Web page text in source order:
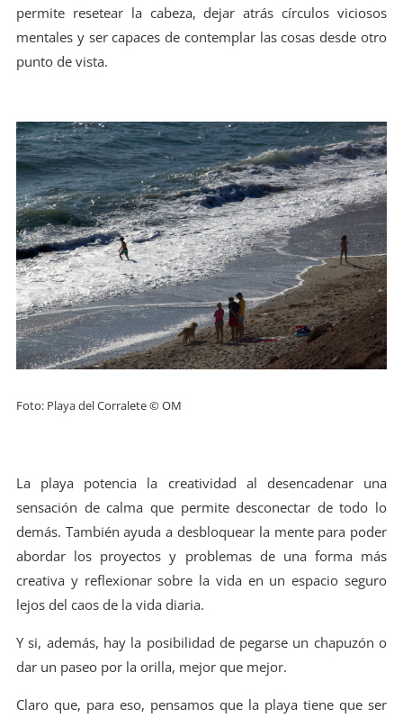
permite resetear la cabeza, dejar atrás círculos viciosos
mentales y ser capaces de contemplar las cosas desde otro
punto de vista.
Foto: Playa del Corralete © OM
La playa potencia la creatividad al desencadenar una
sensación de calma que permite desconectar de todo lo
demás. También ayuda a desbloquear la mente para poder
abordar los proyectos y problemas de una forma más
creativa y reflexionar sobre la vida en un espacio seguro
lejos del caos de la vida diaria.
Y si, además, hay la posibilidad de pegarse un chapuzón o
dar un paseo por la orilla, mejor que mejor.
Claro que, para eso, pensamos que la playa tiene que ser